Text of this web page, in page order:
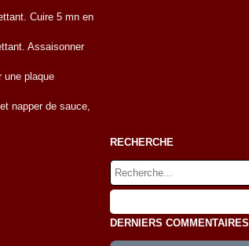
Cuire 5 mn en
Assaisonner
une plaque
napper de sauce,
RECHERCHE
DERNIERS COMMENTAIRES